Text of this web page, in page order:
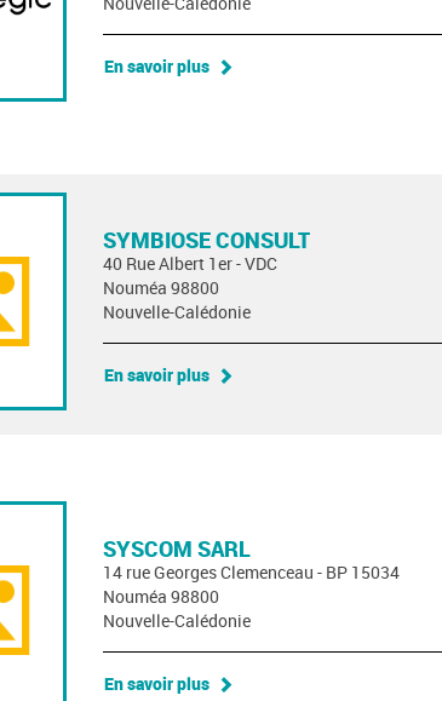
En savoir plus
SYMBIOSE CONSULT
40 Rue Albert 1er - VDC
Nouméa 98800
Nouvelle-Calédonie
En savoir plus
SYSCOM SARL
14 rue Georges Clemenceau - BP 15034
Nouméa 98800
Nouvelle-Calédonie
En savoir plus